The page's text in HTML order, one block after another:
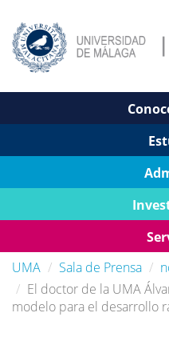
UMA
Sala de Prensa
El doctor de la UMA
modelo para el desarrollo